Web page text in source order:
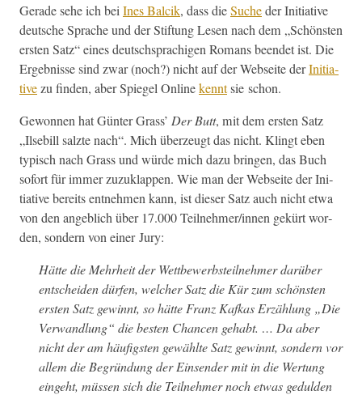
Ger­ade sehe ich beiInes Bal­cik, dass dieSucheder Ini­tia­tive
deutsche Sprache und der Stiftung Lesen nach dem „Schön­sten
ersten Satz“ eines deutschsprachi­gen Romans been­det ist. Die
Ergeb­nisse sind zwar (noch?) nicht auf der Web­seite derIni­tia­
tivezu find­en, aber Spiegel Onlineken­ntsie schon.
Gewon­nen hat Gün­ter Grass’ Der Butt, mit dem ersten Satz
„Ilse­bill salzte nach“. Mich überzeugt das nicht. Klingt eben
typ­isch nach Grass und würde mich dazu brin­gen, das Buch
sofort für immer zuzuk­lap­pen. Wie man der Web­seite der Ini­
tia­tive bere­its ent­nehmen kann, ist dieser Satz auch nicht etwa
von den ange­blich über 17.000 Teilnehmer/innen gekürt wor­
den, son­dern von ein­er Jury:
Hätte die Mehrheit der Wet­tbe­werb­steil­nehmer darüber
entschei­den dür­fen, welch­er Satz die Kür zum schön­sten
ersten Satz gewin­nt, so hätte Franz Kafkas Erzäh­lung „Die
Ver­wand­lung“ die besten Chan­cen gehabt. … Da aber
nicht der am häu­fig­sten gewählte Satz gewin­nt, son­dern vor
allem die Begrün­dung der Ein­sender mit in die Wer­tung
einge­ht, müssen sich die Teil­nehmer noch etwas gedulden